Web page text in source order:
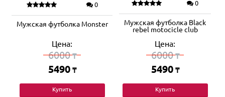
0
Мужская футболка Monster
Цена:
6000₸
5490 ₸
Купить
0
Мужская футболка Black
rebel motocicle club
Цена:
6000₸
5490 ₸
Купить